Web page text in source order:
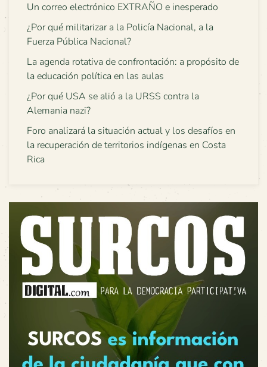
Un correo electrónico EXTRAÑO e inesperado
¿Por qué militarizar a la Policía Nacional, a la
Fuerza Pública Nacional?
La agenda rotativa de confrontación: a propósito de
la educación política en las aulas
¿Por qué USA se alió a la URSS contra la
Alemania nazi?
Foro analizará la situación actual y los desafíos en
la recuperación de territorios indígenas en Costa
Rica